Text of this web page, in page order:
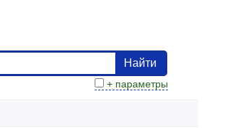
+ параметры
Найти